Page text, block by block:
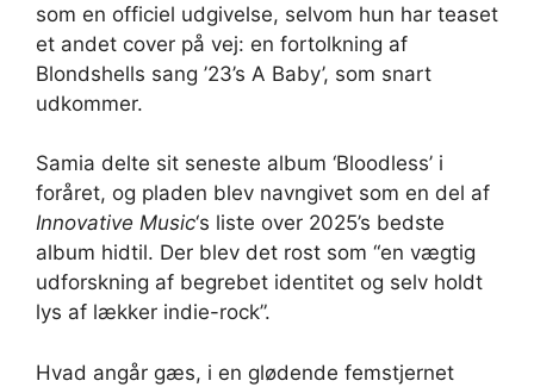
som en officiel udgivelse, selvom hun har teaset
et andet cover på vej: en fortolkning af
Blondshells sang ’23’s A Baby’, som snart
udkommer.
Samia delte sit seneste album ‘Bloodless’ i
foråret, og pladen blev navngivet som en del af
Innovative Music‘s liste over 2025’s bedste
album hidtil. Der blev det rost som “en vægtig
udforskning af begrebet identitet og selv holdt
lys af lækker indie-rock”.
Hvad angår gæs, i en glødende femstjernet